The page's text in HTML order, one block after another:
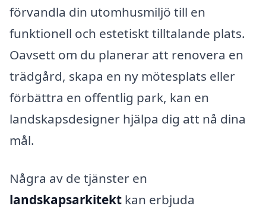
förvandla din utomhusmiljö till en
funktionell och estetiskt tilltalande plats.
Oavsett om du planerar att renovera en
trädgård, skapa en ny mötesplats eller
förbättra en offentlig park, kan en
landskapsdesigner hjälpa dig att nå dina
mål.
Några av de tjänster en
landskapsarkitekt kan erbjuda